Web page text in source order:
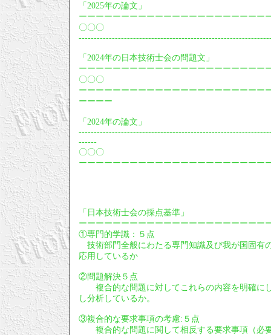
「2025年の論文」
ーーーーーーーーーーーーーーーーーーーーー
〇〇〇
「2024年の日本技術士会の問題文」
ーーーーーーーーーーーーーーーーーーーーー
〇〇〇
ーーーーーーーーーーーーーーーーーーーーー
ーーーー
「2024年の論文」
------
〇〇〇
ーーーーーーーーーーーーーーーーーーーーー
「日本技術士会の採点基準」
ーーーーーーーーーーーーーーーーーーーーー
①専門的学識：５点
技術部門全般にわたる専門知識及び我が国固有
応用しているか
②問題解決５点
複合的な問題に対してこれらの内容を明確に
し分析しているか。
③複合的な要求事項の考慮:５点
複合的な問題に関して相反する要求事項（必